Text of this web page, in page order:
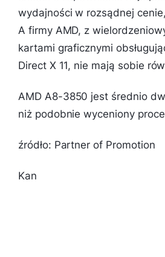
wydajności w rozsądnej
A firmy AMD, z
kartami graficznymi
Direct X 11, nie mają sobie
AMD A8-3850 jest średnio
niż podobnie wyceniony
źródło: Partner of Promotion
Kan